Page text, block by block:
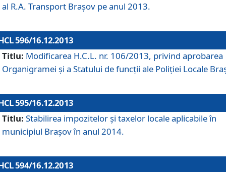
al R.A. Transport Braşov pe anul 2013.
596/16.12.2013
Titlu: Modificarea H.C.L. nr. 106/2013, privind aprobarea
Organigramei şi a Statului de funcţii ale Poliţiei Locale
595/16.12.2013
Titlu: Stabilirea impozitelor şi taxelor locale aplicabile în
municipiul Braşov în anul 2014.
594/16.12.2013